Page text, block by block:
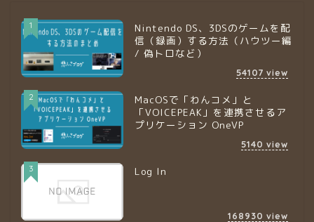
1
Nintendo DS、3DSのゲームを配
信（録画）する方法（ハウツー編
/ 偽トロなど）
54107 view
2
MacOSで「わんコメ」と
「VOICEPEAK」を連携させるア
プリケーション OneVP
5140 view
3 Log In
168930 view